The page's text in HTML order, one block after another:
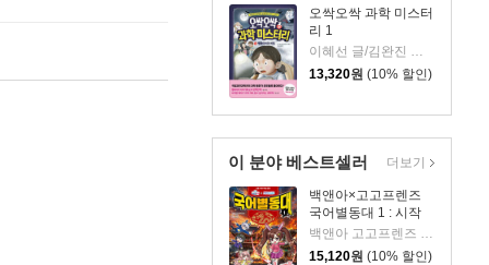
오싹오싹 과학 미스터
리 1
이혜선 글/김완진 그림
13,320원 (10% 할인)
이 분야 베스트셀러
백앤아×고고프렌즈
국어별동대 1 : 시작
백앤아 고고프렌즈 원저/한바리 글/정수영 그림/김선 감수
15,120원 (10% 할인)
더보기